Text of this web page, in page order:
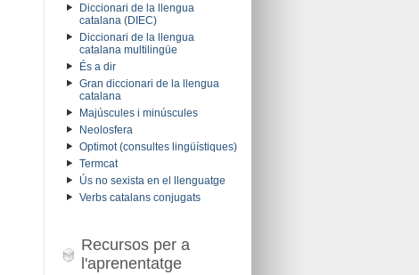
Diccionari de la llengua
catalana (DIEC)
Diccionari de la llengua
catalana multilingüe
És a dir
Gran diccionari de la llengua
catalana
Majúscules i minúscules
Neolosfera
Optimot (consultes lingüístiques)
Termcat
Ús no sexista en el llenguatge
Verbs catalans conjugats
Recursos per a
l'aprenentatge